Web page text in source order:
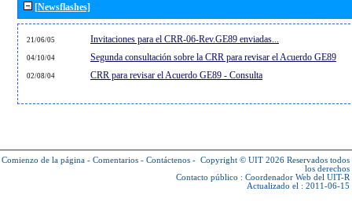
[Newsflashes]
21/06/05 Invitaciones para el CRR-06-Rev.GE89 enviadas...
04/10/04 Segunda consultación sobre la CRR para revisar el Acuerdo GE89
02/08/04 CRR para revisar el Acuerdo GE89 - Consulta
Comienzo de la página - Comentarios - Contáctenos - Copyright © UIT 2026 Reservados todos
los derechos
Contacto público : Coordenador Web del UIT-R
Actualizado el : 2011-06-15